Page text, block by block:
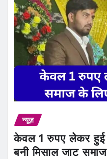
न्यूज़
केवल 1 रुपए लेकर हुई
बनी मिसाल जाट